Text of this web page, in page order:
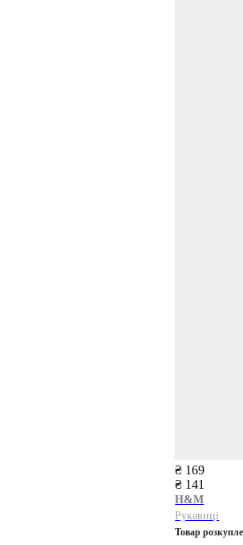
₴ 169
₴ 141
H&M
Рукавиці
Товар